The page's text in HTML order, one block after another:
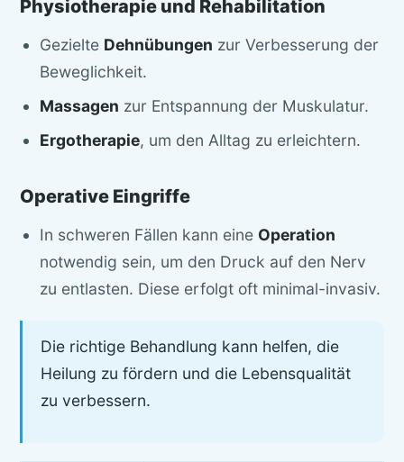
Physiotherapie und Rehabilitation
Gezielte Dehnübungen zur Verbesserung der
Beweglichkeit.
Massagen zur Entspannung der Muskulatur.
Ergotherapie, um den Alltag zu erleichtern.
Operative Eingriffe
In schweren Fällen kann eine Operation
notwendig sein, um den Druck auf den Nerv
zu entlasten. Diese erfolgt oft minimal-invasiv.
Die richtige Behandlung kann helfen, die
Heilung zu fördern und die Lebensqualität
zu verbessern.